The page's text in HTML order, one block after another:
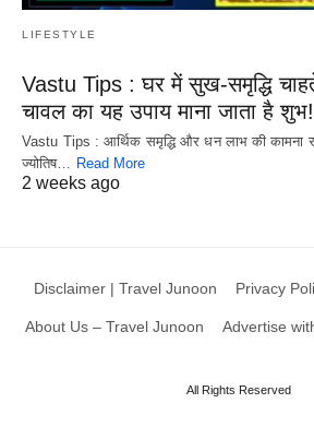
LIFESTYLE
Vastu Tips : घर में सुख-समृद्धि
चावल का यह उपाय माना जाता है शुभ!
Vastu Tips : आर्थिक समृद्धि और धन लाभ की कामना
ज्योतिष… Read More
2 weeks ago
Disclaimer | Travel Junoon Privacy
About Us – Travel Junoon Advertise
All Rights Reserved